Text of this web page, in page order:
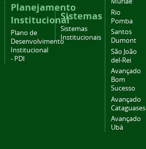
Planejamento
Institucional
Plano de
Desenvolvimento
Institucional
- PDI
Sistemas
Sistemas
Institucionais
Rio
Pomba
Santos
Dumont
São João
del-Rei
Avançado
Bom
Sucesso
Avançado
Cataguases
Avançado
Ubá